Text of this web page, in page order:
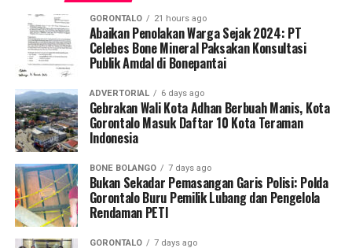
Selain alat berat, petugas menyita sederet barang bukti
operasional tambang ilegal, di antaranya mesin alkon,
karpet penyaring emas, pipa sambungan, selang
gabang, linggis, ember berisi sampel material tanah,
serta dua unit radio komunikasi (
Polisi turut mengamankan dua pria berinisial KR, yang
bertindak sebagai operator ekskavator, serta FM, yang
diduga kuat berperan sebagai pemodal sekaligus pemilik
alat berat tersebut.
Kapolres Pohuwato AKBP H. Busroni, S.I.K., M.H.
melalui Kasat Reskrim IPTU Renly H. Turangan, S.H.
GORONTALO 21 hours ago
Abaikan Penolakan Warga Sejak 2024: PT
Celebes Bone Mineral Paksakan Konsultasi
Publik Amdal di Bonepantai
ADVERTORIAL 6 days ago
Gebrakan Wali Kota Adhan Berbuah Manis, Kota
Gorontalo Masuk Daftar 10 Kota Teraman
Indonesia
BONE BOLANGO 7 days ago
Bukan Sekadar Pemasangan Garis Polisi: Polda
Gorontalo Buru Pemilik Lubang dan Pengelola
Rendaman PETI
GORONTALO 7 days ago